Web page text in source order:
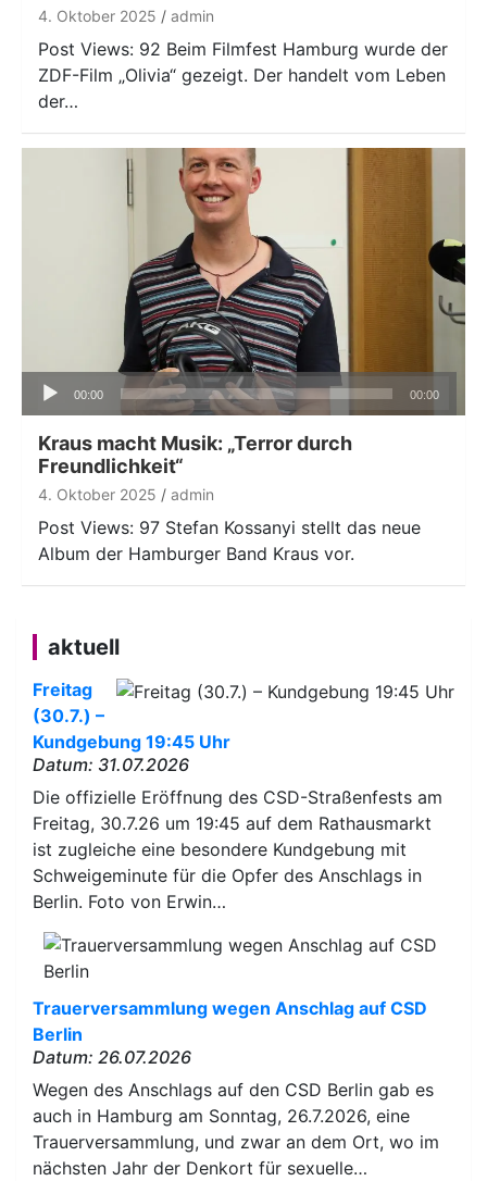
4. Oktober 2025 admin
Post Views: 92 Beim Filmfest Hamburg wurde der
ZDF-Film „Olivia“ gezeigt. Der handelt vom Leben
der…
Audio-
Player
00:00 00:00
Kraus macht Musik: „Terror durch
Freundlichkeit“
4. Oktober 2025 admin
Post Views: 97 Stefan Kossanyi stellt das neue
Album der Hamburger Band Kraus vor.
aktuell
Freitag
(30.7.) –
Kundgebung 19:45 Uhr
Datum: 31.07.2026
Die offizielle Eröffnung des CSD-Straßenfests am
Freitag, 30.7.26 um 19:45 auf dem Rathausmarkt
ist zugleiche eine besondere Kundgebung mit
Schweigeminute für die Opfer des Anschlags in
Berlin. Foto von Erwin…
Trauerversammlung wegen Anschlag auf CSD
Berlin
Datum: 26.07.2026
Wegen des Anschlags auf den CSD Berlin gab es
auch in Hamburg am Sonntag, 26.7.2026, eine
Trauerversammlung, und zwar an dem Ort, wo im
nächsten Jahr der Denkort für sexuelle…